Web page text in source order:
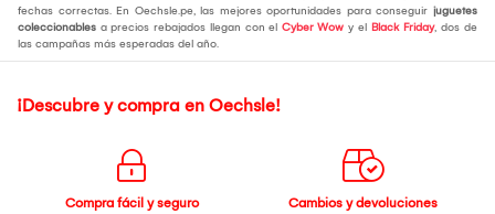
fechas correctas. En Oechsle.pe, las mejores oportunidades para conseguir juguetes
coleccionables a precios rebajados llegan con el Cyber Wow y el Black Friday, dos de
las campañas más esperadas del año.
¡Descubre y compra en Oechsle!
Compra fácil y seguro
Cambios y devoluciones